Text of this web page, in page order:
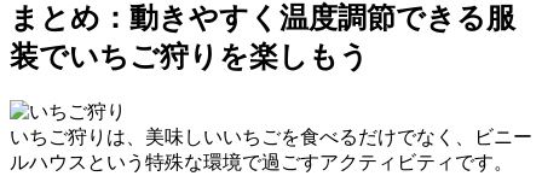
まとめ：動きやすく温度調節できる服
装でいちご狩りを楽しもう
いちご狩りは、美味しいいちごを食べるだけでなく、ビニー
ルハウスという特殊な環境で過ごすアクティビティです。